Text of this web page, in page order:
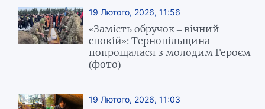
19 Лютого, 2026, 11:56
«Замість обручок – вічний
спокій»: Тернопільщина
попрощалася з молодим Героєм
(фото)
19 Лютого, 2026, 11:03